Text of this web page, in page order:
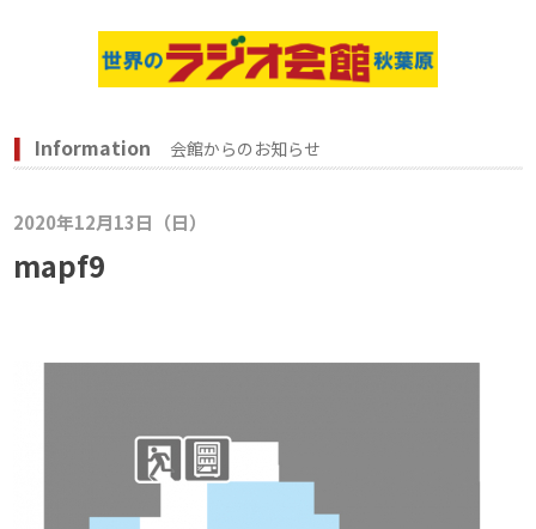
Information 会館からのお知らせ
2020年12月13日（日）
mapf9